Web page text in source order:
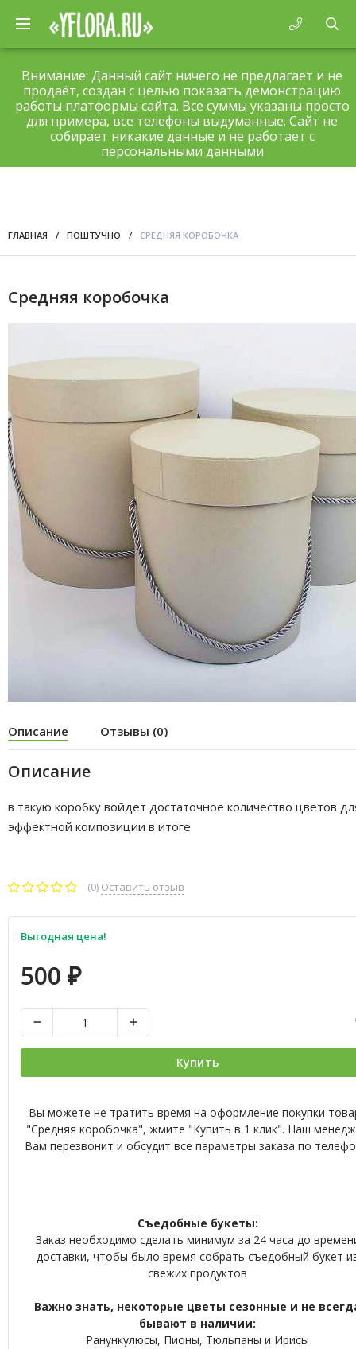
Внимание: Данный сайт ничего не предлагает и не
продаёт, создан с целью показать демонстрацию
работы платформы сайта. Все суммы указаны просто
для примера, все телефоны выдуманные. Сайт не
собирает никакие данные и не работает с
персональными данными
ГЛАВНАЯ / ПОШТУЧНО / СРЕДНЯЯ КОРОБОЧКА
Средняя коробочка
Описание Отзывы (0)
Описание
в такую коробку войдет достаточное количество цветов
эффектной композиции в итоге
(0) Оставить отзыв
Выгодная цена!
500 ₽
Купить
Вы можете не тратить время на оформление покупки
"Средняя коробочка", жмите "Купить в 1 клик". Наш
Вам перезвонит и обсудит все параметры заказа по
Съедобные букеты:
Заказ необходимо сделать минимум за 24 часа до
доставки, чтобы было время собрать съедобный букет
свежих продуктов
Важно знать, некоторые цветы сезонные и не
бывают в наличии:
Ранункулюсы, Пионы, Тюльпаны и Ирисы